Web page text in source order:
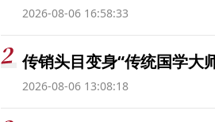
2026-08-06 16:58:33
传销头目变身“传统国学大
2026-08-06 13:08:18